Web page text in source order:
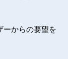
ーからの要望を